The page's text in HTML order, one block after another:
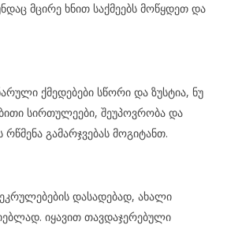
მცირე ხნით საქმეებს მოწყდეთ და
ქმედებები სწორი და ზუსტია, ნუ
სირთულეები, შეუპოვრობა და
გამარჯვებას მოგიტანთ.
დასადებად, ახალი
იყავით თავდაჯერებული